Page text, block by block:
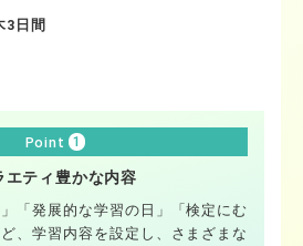
3日間
Point 1
エティ豊かな内容
「発展的な学習の日」「検定にむ
、学習内容を設定し、さまざまな